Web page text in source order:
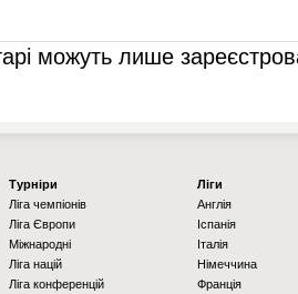
можуть лише
Турніри
Ліга чемпіонів
Ліга Європи
Міжнародні
Ліга націй
Ліга конференцій
Ліги
Англія
Іспанія
Італія
Німеччина
Франція